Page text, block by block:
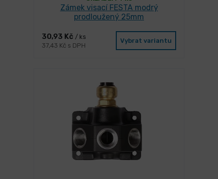
Zámek visací FESTA modrý
prodloužený 25mm
30,93 Kč / ks
37,43 Kč s DPH
Vybrat variantu